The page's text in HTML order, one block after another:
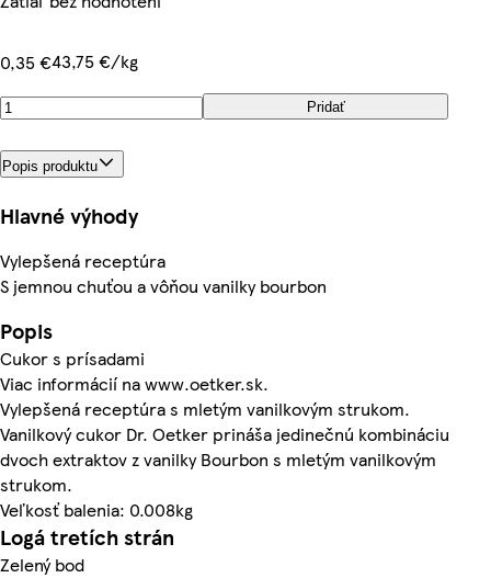
0,35 €43,75 €/kg
Pridať
Popis produktu
Hlavné výhody
Vylepšená receptúra
S jemnou chuťou a vôňou vanilky bourbon
Popis
Cukor s prísadami
Viac informácií na www.oetker.sk.
Vylepšená receptúra s mletým vanilkovým strukom.
Vanilkový cukor Dr. Oetker prináša jedinečnú kombináciu
dvoch extraktov z vanilky Bourbon s mletým vanilkovým
strukom.
Veľkosť balenia: 0.008kg
Logá tretích strán
Zelený bod